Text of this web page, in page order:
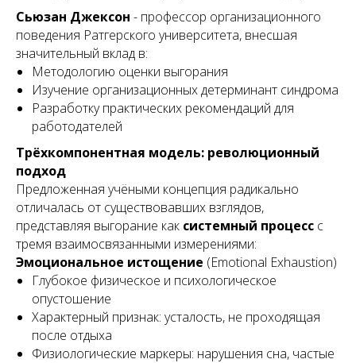
Сьюзан Джексон - профессор организационного
поведения Ратгерского университета, внесшая
значительный вклад в:
Методологию оценки выгорания
Изучение организационных детерминант синдрома
Разработку практических рекомендаций для
работодателей
Трёхкомпонентная модель: революционный
подход
Предложенная учёными концепция радикально
отличалась от существовавших взглядов,
представляя выгорание как системный процесс с
тремя взаимосвязанными измерениями:
Эмоциональное истощение (Emotional Exhaustion)
Глубокое физическое и психологическое
опустошение
Характерный признак: усталость, не проходящая
после отдыха
Физиологические маркеры: нарушения сна, частые